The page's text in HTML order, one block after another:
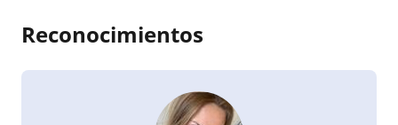
Reconocimientos